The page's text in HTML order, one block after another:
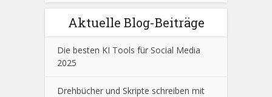
Aktuelle Blog-Beiträge
Die besten KI Tools für Social Media
2025
Drehbücher und Skripte schreiben mit